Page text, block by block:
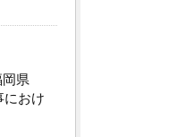
県
におけ